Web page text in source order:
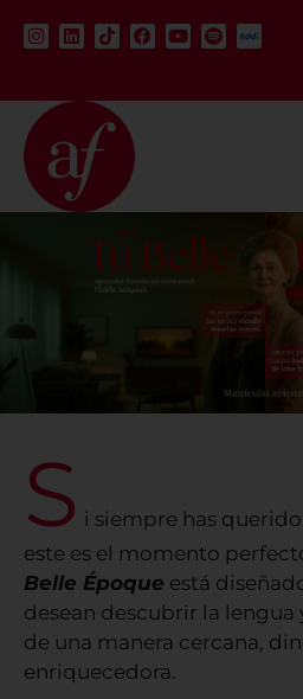
S i siempre has
este es el momento
Belle Époque está
desean descubrir la lengua
de una manera cercana,
enriquecedora.